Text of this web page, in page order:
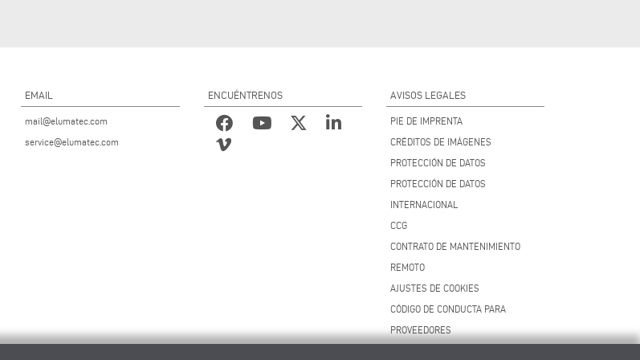
EMAIL
mail@elumatec.com
service@elumatec.com
ENCUÉNTRENOS AVISOS LEGALES
PIE DE IMPRENTA
CRÉDITOS DE IMÁGENES
PROTECCIÓN DE DATOS
PROTECCIÓN DE DATOS
INTERNACIONAL
CCG
CONTRATO DE MANTENIMIENTO
REMOTO
AJUSTES DE COOKIES
CÓDIGO DE CONDUCTA PARA
PROVEEDORES